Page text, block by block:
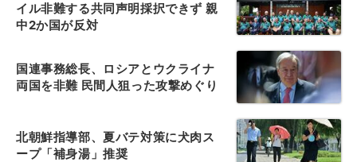
イル非難する共同声明採択できず 親
中2か国が反対
国連事務総長、ロシアとウクライナ
両国を非難 民間人狙った攻撃めぐり
北朝鮮指導部、夏バテ対策に犬肉ス
ープ「補身湯」推奨